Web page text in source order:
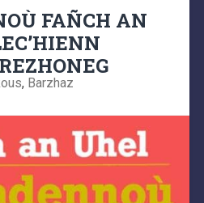
FAÑCH AN
, Barzhaz